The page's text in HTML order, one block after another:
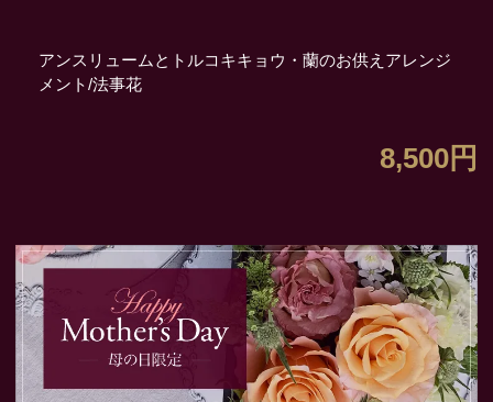
アンスリュームとトルコキキョウ・蘭のお供えアレンジ
メント/法事花
8,500円